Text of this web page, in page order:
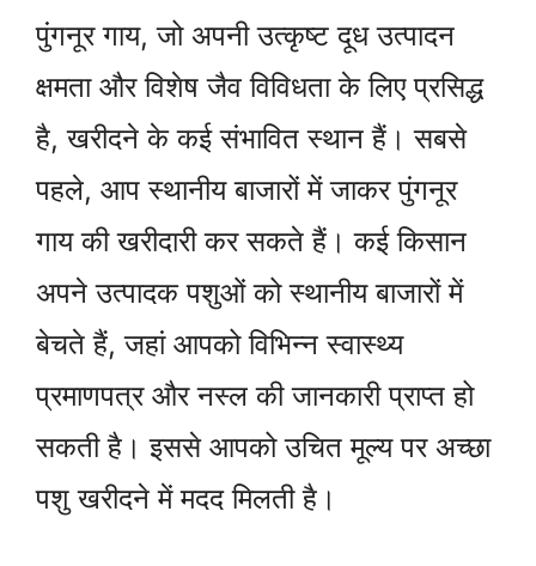
पुंगनूर गाय, जो अपनी उत्कृष्ट दूध उत्पादन
क्षमता और विशेष जैव विविधता के लिए प्रसिद्ध
है, खरीदने के कई संभावित स्थान हैं। सबसे
पहले, आप स्थानीय बाजारों में जाकर पुंगनूर
गाय की खरीदारी कर सकते हैं। कई किसान
अपने उत्पादक पशुओं को स्थानीय बाजारों में
बेचते हैं, जहां आपको विभिन्न स्वास्थ्य
प्रमाणपत्र और नस्ल की जानकारी प्राप्त हो
सकती है। इससे आपको उचित मूल्य पर अच्छा
पशु खरीदने में मदद मिलती है।